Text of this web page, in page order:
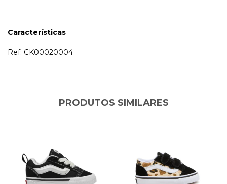
Características
Ref: CK00020004
PRODUTOS SIMILARES